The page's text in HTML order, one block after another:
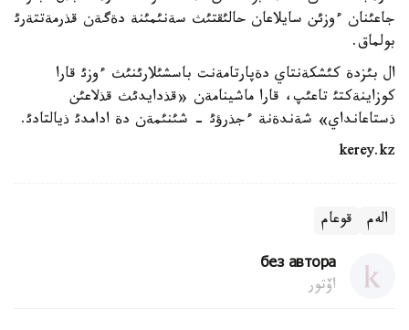
جاعئنان ءوزئن سايلاعان حالئقتئث سةنئمئنة دةگةن قذرمةتتةرئ
بولماق.
ال بئزدة كئشكةنتاي دةپارتامةنت باسشئلارئنئث ءوزئ قارا
كوزاينةكتئ تاعئپ، قارا ماشينامةن «قذدايدئث قذلاعئن
ذستاعانداي» شةندةنة ءجذرؤئ - شئنئمةن دة ادامدئ ذيالتادئ.
kerey.kz
الەم قوعام
без автора
اۆتور